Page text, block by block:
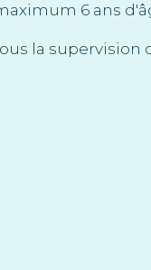
6 ans
la supervision